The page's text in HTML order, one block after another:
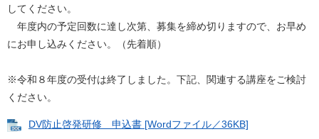
してください。
年度内の予定回数に達し次第、募集を締め切りますので、お早め
にお申し込みください。（先着順）
※令和８年度の受付は終了しました。下記、関連する講座をご検討
ください。
DV防止啓発研修 申込書 [Wordファイル／36KB]